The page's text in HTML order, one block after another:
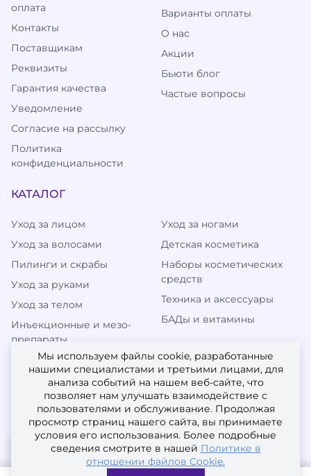
оплата
Контакты
Поставщикам
Реквизиты
Гарантия качества
Уведомление
Согласие на рассылку
Политика
конфиденциальности
КАТАЛОГ
Уход за лицом
Уход за волосами
Пилинги и скрабы
Уход за руками
Уход за телом
Инъекционные и мезо-
препараты
Уход за ногами
Детская косметика
Наборы косметических
средств
Техника и аксессуары
БАДы и витамины
Варианты оплаты
О нас
Акции
Бьюти блог
Частые вопросы
МЫ В СОЦИАЛЬНЫХ СЕТЯХ
Мы используем файлы cookie, разработанные
нашими специалистами и третьими лицами, для
анализа событий на нашем веб-сайте, что
позволяет нам улучшать взаимодействие с
пользователями и обслуживание. Продолжая
просмотр страниц нашего сайта, вы принимаете
условия его использования. Более подробные
сведения смотрите в нашей Политике в
отношении файлов Cookie.